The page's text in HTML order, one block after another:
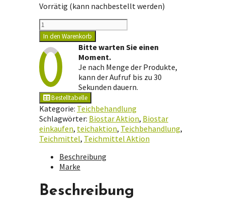
war:
399,00 CHF
ist:
289,00 CHF.
Vorrätig (kann nachbestellt werden)
Biostar
Startup
P
Teichaktivator
(Taodex)
5
kg
Menge
In den Warenkorb
Bitte warten Sie einen
Moment.
Je nach Menge der Produkte,
kann der Aufruf bis zu 30
Sekunden dauern.
Bestelltabelle
Kategorie: Teichbehandlung
Schlagwörter: Biostar Aktion, Biostar
einkaufen, teichaktion, Teichbehandlung,
Teichmittel, Teichmittel Aktion
Beschreibung
Marke
Beschreibung